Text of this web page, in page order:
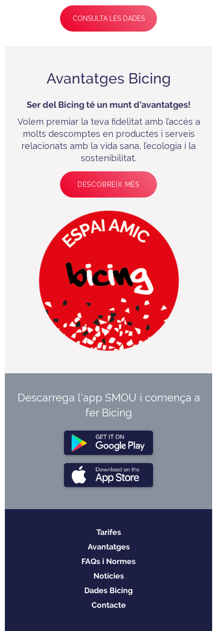
CONSULTA LES DADES
Avantatges Bicing
Ser del Bicing té un munt d’avantatges!
Volem premiar la teva fidelitat amb l’accés a
molts descomptes en productes i serveis
relacionats amb la vida sana, l’ecologia i la
sostenibilitat.
DESCOBREIX MÉS
Descarrega l'app SMOU i comença a
fer Bicing
Tarifes
Avantatges
FAQs i Normes
Notícies
Dades Bicing
Contacte